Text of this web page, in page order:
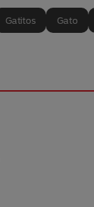
Gatitos Gato